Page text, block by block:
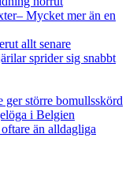
Mycket mer än en
allt senare
sprider sig snabbt
ger större bomullsskörd
i Belgien
än alldagliga